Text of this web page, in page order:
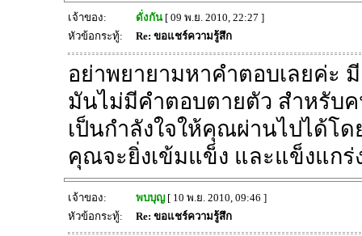
เจ้าของ: ดั่งกัน[ 09 พ.ย. 2010, 22:27 ]
หัวข้อกระทู้:
Re: ขอแชร์ความรู้สึก
อย่าพยายามหาคำตอบเลยค่ะ
มันไม่มีคำตอบตายตัว สำหรับค
เป็นกำลังใจให้คุณผ่านไปได้โดย
คุณจะยิ่งเข้มแข็ง และแข็งแก
เจ้าของ: พบบุญ[ 10 พ.ย. 2010, 09:46 ]
หัวข้อกระทู้:
Re: ขอแชร์ความรู้สึก